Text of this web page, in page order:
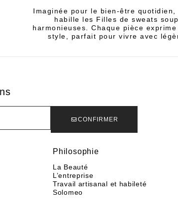
Imaginée pour le bien-être
habille les Filles de sweats
harmonieuses. Chaque pièce
style, parfait pour vivre avec
CONFIRMER
Philosophie
La Beauté
L’entreprise
Travail artisanal et habileté
Solomeo